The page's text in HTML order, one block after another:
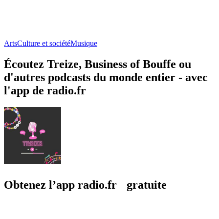
ArtsCulture et sociétéMusique
Écoutez Treize, Business of Bouffe ou
d'autres podcasts du monde entier - avec
l'app de radio.fr
Obtenez l’app radio.fr gratuite